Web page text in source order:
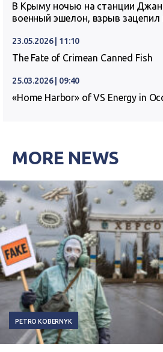
В Крыму ночью на станции
военный эшелон, взрыв зацепил
23.05.2026 | 11:10
The Fate of Crimean Canned Fish
25.03.2026 | 09:40
«Home Harbor» of VS Energy in
MORE NEWS
PETRO KOBERNYK